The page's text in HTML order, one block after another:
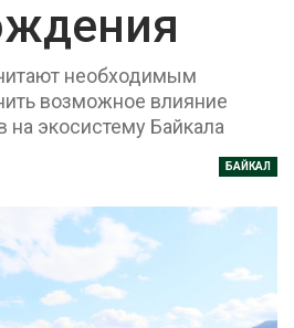
необходимым
возможное влияние
экосистему Байкала
БАЙКАЛ